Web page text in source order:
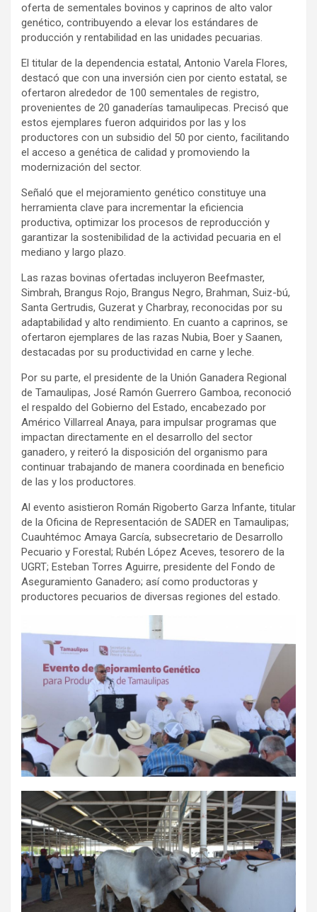
oferta de sementales bovinos y caprinos de alto valor
genético, contribuyendo a elevar los estándares de
producción y rentabilidad en las unidades pecuarias.
El titular de la dependencia estatal, Antonio Varela Flores,
destacó que con una inversión cien por ciento estatal, se
ofertaron alrededor de 100 sementales de registro,
provenientes de 20 ganaderías tamaulipecas. Precisó que
estos ejemplares fueron adquiridos por las y los
productores con un subsidio del 50 por ciento, facilitando
el acceso a genética de calidad y promoviendo la
modernización del sector.
Señaló que el mejoramiento genético constituye una
herramienta clave para incrementar la eficiencia
productiva, optimizar los procesos de reproducción y
garantizar la sostenibilidad de la actividad pecuaria en el
mediano y largo plazo.
Las razas bovinas ofertadas incluyeron Beefmaster,
Simbrah, Brangus Rojo, Brangus Negro, Brahman, Suiz-bú,
Santa Gertrudis, Guzerat y Charbray, reconocidas por su
adaptabilidad y alto rendimiento. En cuanto a caprinos, se
ofertaron ejemplares de las razas Nubia, Boer y Saanen,
destacadas por su productividad en carne y leche.
Por su parte, el presidente de la Unión Ganadera Regional
de Tamaulipas, José Ramón Guerrero Gamboa, reconoció
el respaldo del Gobierno del Estado, encabezado por
Américo Villarreal Anaya, para impulsar programas que
impactan directamente en el desarrollo del sector
ganadero, y reiteró la disposición del organismo para
continuar trabajando de manera coordinada en beneficio
de las y los productores.
Al evento asistieron Román Rigoberto Garza Infante, titular
de la Oficina de Representación de SADER en Tamaulipas;
Cuauhtémoc Amaya García, subsecretario de Desarrollo
Pecuario y Forestal; Rubén López Aceves, tesorero de la
UGRT; Esteban Torres Aguirre, presidente del Fondo de
Aseguramiento Ganadero; así como productoras y
productores pecuarios de diversas regiones del estado.